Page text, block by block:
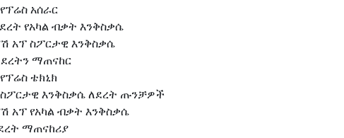
አሰራር
የአካል ብቃት እንቅስቃሴ
አፕ ስፖርታዊ እንቅስቃሴ
ደረትን ማጠናከር
ቴክኒክ
ስፖርታዊ እንቅስቃሴ ለደረት ጡንቻዎች
አፕ የአካል ብቃት እንቅስቃሴ
ማጠናከሪያ